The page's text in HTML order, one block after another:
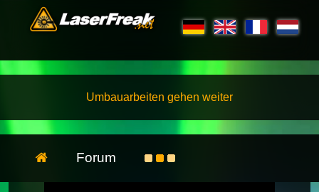
Umbauarbeiten gehen weiter
Forum